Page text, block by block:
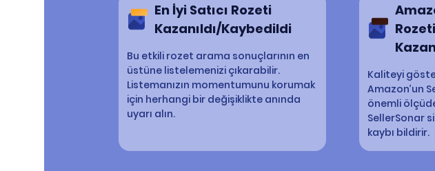
En İyi Satıcı Rozeti
Kazanıldı/Kaybedildi
Bu etkili rozet arama sonuçlarının en
üstüne listelemenizi çıkarabilir.
Listemanızın momentumunu korumak
için herhangi bir değişiklikte anında
uyarı alın.
Rozeti
Kaliteyi
Amazon’un
önemli
SellerSonar
kaybı bildirir.